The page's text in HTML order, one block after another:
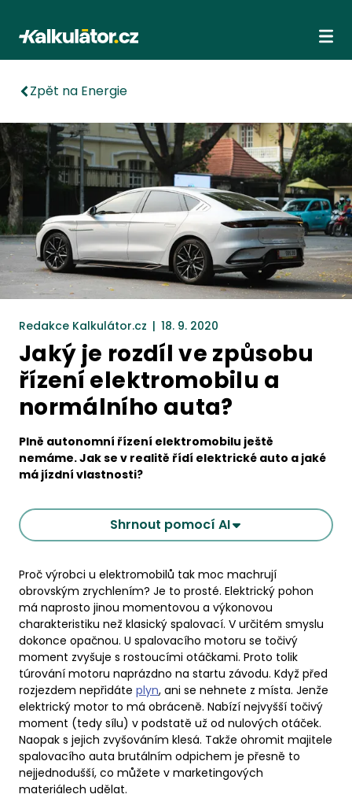
Kalkulátor.cz
Zpět na Energie
Redakce Kalkulátor.cz | 18. 9. 2020
Jaký je rozdíl ve způsobu
řízení elektromobilu a
normálního auta?
Plně autonomní řízení elektromobilu ještě
nemáme. Jak se v realitě řídí elektrické auto a jaké
má jízdní vlastnosti?
Shrnout pomocí AI
Proč výrobci u elektromobilů tak moc machrují
obrovským zrychlením? Je to prosté. Elektrický pohon
má naprosto jinou momentovou a výkonovou
charakteristiku než klasický spalovací. V určitém smyslu
dokonce opačnou. U spalovacího motoru se točivý
moment zvyšuje s rostoucími otáčkami. Proto tolik
túrování motoru naprázdno na startu závodu. Když před
rozjezdem nepřidáte plyn, ani se nehnete z místa. Jenže
elektrický motor to má obráceně. Nabízí nejvyšší točivý
moment (tedy sílu) v podstatě už od nulových otáček.
Naopak s jejich zvyšováním klesá. Takže ohromit majitele
spalovacího auta brutálním odpichem je přesně to
nejjednodušší, co můžete v marketingových
materiálech udělat.